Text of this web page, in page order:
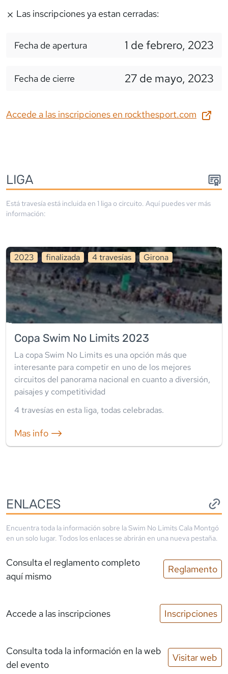
Las inscripciones ya estan cerradas:
Fecha de apertura 1 de febrero, 2023
Fecha de cierre 27 de mayo, 2023
Accede a las inscripciones en rockthesport.com
LIGA
Está travesía está incluida en 1 liga o circuito. Aquí puedes ver más
información:
2023 finalizada 4travesías Girona
Copa Swim No Limits 2023
La copa Swim No Limits es una opción más que
interesante para competir en uno de los mejores
circuitos del panorama nacional en cuanto a diversión,
paisajes y competitividad
4travesías en esta liga, todas celebradas.
Mas info ⟶
ENLACES
Encuentra toda la información sobre laSwim No Limits Cala Montgó
en un solo lugar. Todos los enlaces se abrirán en una nueva pestaña.
Consulta el reglamento completo
aquí mismo
Reglamento
Accede a las inscripciones Inscripciones
Consulta toda la información en la web
del evento
Visitar web